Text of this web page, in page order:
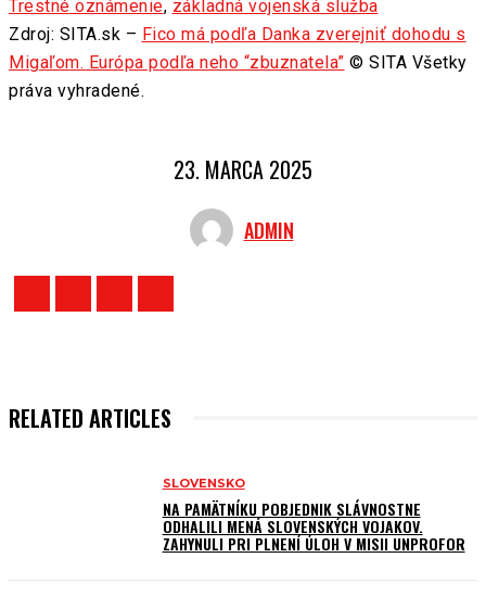
Trestné oznámenie, základná vojenská služba
Zdroj: SITA.sk – Fico má podľa Danka zverejniť dohodu s
Migaľom. Európa podľa neho “zbuznatela” © SITA Všetky
práva vyhradené.
23. MARCA 2025
ADMIN
RELATED ARTICLES
SLOVENSKO
NA PAMÄTNÍKU POBJEDNIK SLÁVNOSTNE
ODHALILI MENÁ SLOVENSKÝCH VOJAKOV.
ZAHYNULI PRI PLNENÍ ÚLOH V MISII UNPROFOR